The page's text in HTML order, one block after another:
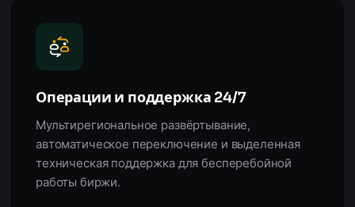
Операции и поддержка 24/7
Мультирегиональное развёртывание,
автоматическое переключение и выделенная
техническая поддержка для бесперебойной
работы биржи.